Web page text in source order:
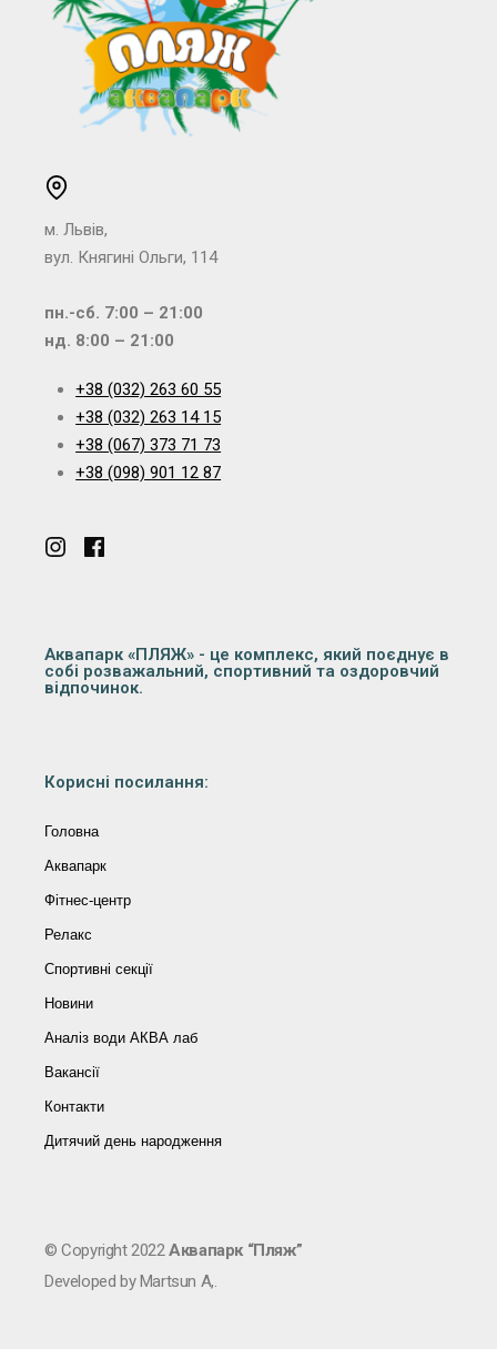
м. Львів,
вул. Княгині Ольги, 114
пн.-сб. 7:00 – 21:00
нд. 8:00 – 21:00
+38 (032) 263 60 55
+38 (032) 263 14 15
+38 (067) 373 71 73
+38 (098) 901 12 87
Аквапарк «ПЛЯЖ» - це комплекс, який поєднує в
собі розважальний, спортивний та оздоровчий
відпочинок.
Корисні посилання:
Головна
Аквапарк
Фітнес-центр
Релакс
Спортивні секції
Новини
Аналіз води АКВА лаб​
Вакансії
Контакти
Дитячий день народження
© Copyright 2022Аквапарк “Пляж”
Developed by Martsun A,.